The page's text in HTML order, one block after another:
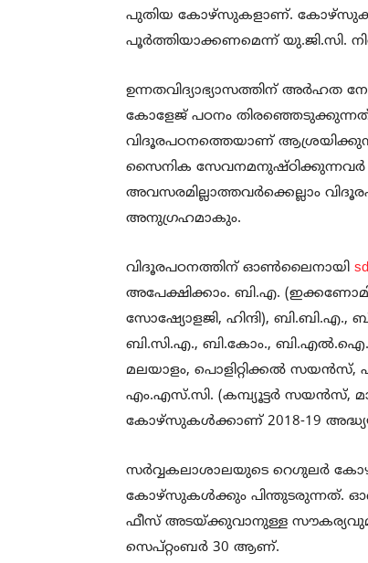
പുതിയ കോഴ്സുകളാണ്.
പൂർത്തിയാക്കണമെന്ന‌് യു.ജി.സി.
ഉന്നതവിദ്യാഭ്യാസത്തിന് അർഹത
കോളേജ് പഠനം
വിദൂരപഠനത്തെയാണ്
സൈനിക സേവനമനുഷ്ഠിക്കുന്നവർ
അവസരമില്ലാത്തവർക്കെല്ലാം
അനുഗ്രഹമാകും.
വിദൂരപഠനത്തിന് ഓണ്‍ലൈനായി
അപേക്ഷിക്കാം. ബി.എ.
സോഷ്യോളജി, ഹിന്ദി), ബി.ബി.എ.,
ബി.സി.എ., ബി.കോം.,
മലയാളം, പൊളിറ്റിക്കല്‍ സയന്‍സ്,
എം.എസ്.സി. (കമ്പ്യൂട്ടര്‍ സയന്‍സ്,
കോഴ്‌സുകള്‍ക്കാണ് 2018-19
സര്‍വ്വകലാശാലയുടെ റെഗുലര്‍
കോഴ്‌സുകള്‍ക്കും പിന്തുടരുന്നത്.
ഫീസ് അടയ്ക്കുവാനുള്ള
സെപ്റ്റംബര്‍ 30 ആണ്.